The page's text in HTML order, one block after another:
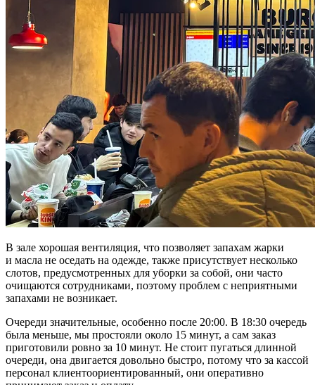
В зале хорошая вентиляция, что позволяет запахам жарки
и масла не оседать на одежде, также присутствует несколько
слотов, предусмотренных для уборки за собой, они часто
очищаются сотрудниками, поэтому проблем с неприятными
запахами не возникает.
Очереди значительные, особенно после 20:00. В 18:30 очередь
была меньше, мы простояли около 15 минут, а сам заказ
приготовили ровно за 10 минут. Не стоит пугаться длинной
очереди, она двигается довольно быстро, потому что за кассой
персонал клиентоориентированный, они оперативно